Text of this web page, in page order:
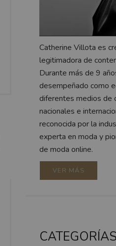
Catherine Villota es
legitimadora de
Durante más de 9
desempeñado como
diferentes medios de
nacionales e
reconocida por la
experta en moda y
de moda online.
VER MÁS
CATEGORÍAS